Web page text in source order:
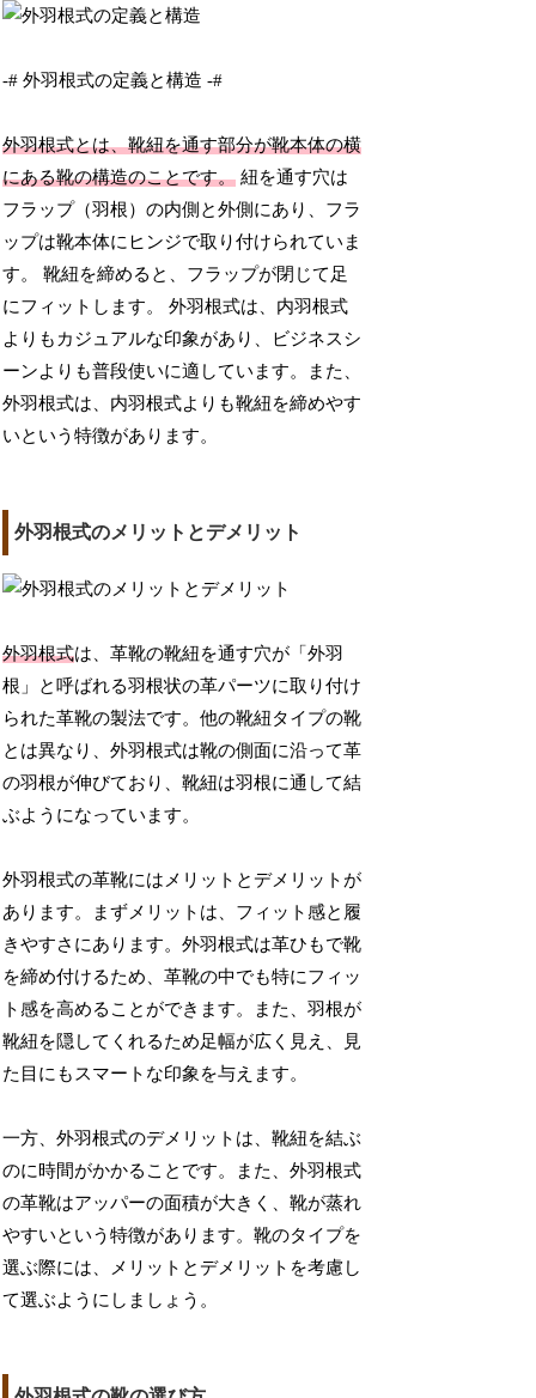
-# 外羽根式の定義と構造 -#
外羽根式とは、靴紐を通す部分が靴本体の横
にある靴の構造のことです。 紐を通す穴は
フラップ（羽根）の内側と外側にあり、フラ
ップは靴本体にヒンジで取り付けられていま
す。 靴紐を締めると、フラップが閉じて足
にフィットします。 外羽根式は、内羽根式
よりもカジュアルな印象があり、ビジネスシ
ーンよりも普段使いに適しています。また、
外羽根式は、内羽根式よりも靴紐を締めやす
いという特徴があります。
外羽根式のメリットとデメリット
外羽根式は、革靴の靴紐を通す穴が「外羽
根」と呼ばれる羽根状の革パーツに取り付け
られた革靴の製法です。他の靴紐タイプの靴
とは異なり、外羽根式は靴の側面に沿って革
の羽根が伸びており、靴紐は羽根に通して結
ぶようになっています。
外羽根式の革靴にはメリットとデメリットが
あります。まずメリットは、フィット感と履
きやすさにあります。外羽根式は革ひもで靴
を締め付けるため、革靴の中でも特にフィッ
ト感を高めることができます。また、羽根が
靴紐を隠してくれるため足幅が広く見え、見
た目にもスマートな印象を与えます。
一方、外羽根式のデメリットは、靴紐を結ぶ
のに時間がかかることです。また、外羽根式
の革靴はアッパーの面積が大きく、靴が蒸れ
やすいという特徴があります。靴のタイプを
選ぶ際には、メリットとデメリットを考慮し
て選ぶようにしましょう。